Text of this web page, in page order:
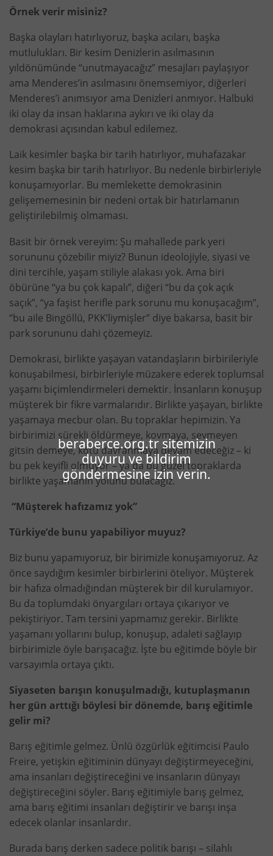
beraberce.org.tr sitemizin
duyuru ve bildirim
göndermesine izin verin.
Örnek verir misiniz?
Başka olayları hatırlıyoruz, başka acıları, başka
mutlulukları. Bir kesim Denizlerin asılmasının
yıldönümünde “unutmayacağız” mesajları paylaşıyor
ama Menderes’in asılmasını önemsemiyor, diğerleri
Menderes’i anımsıyor ama Denizleri anmıyor. Halbuki
iki olay da insan haklarına aykırı ve iki olay da
demokrasi açısından kabul edilemez.
Laik kesimler başka bir tarih hatırlıyor, muhafazakar
kesim başka bir tarih hatırlıyor. Bu nedenle birbirleriyle
konuşamıyorlar. Bu memlekette demokrasinin
gelişememesinin bir nedeni ortak bir hatırlamanın
geliştirilebilmiş olmaması.
Basit bir örnek vereyim: Şu mahallede park yeri
sorununu çözebilir miyiz? Bunun ideolojiyle, siyasi ve
dini tercihle, yaşam stiliyle alakası yok. Ama biri
öbürüne “ya bu çok kapalı”, diğeri “bu da çok açık
saçık”, “ya faşist herifle park sorunu mu konuşacağım”,
“bu aile Bingöllü, PKK’liymişler” diye bakarsa, basit bir
park sorununu dahi çözemeyiz.
Demokrasi, birlikte yaşayan vatandaşların birbirileriyle
konuşabilmesi, birbirleriyle müzakere ederek toplumsal
yaşamı biçimlendirmeleri demektir. İnsanların konuşup
müşterek bir fikre varmalarıdır. Birlikte yaşayan, birlikte
yaşamaya mecbur olan. Bu topraklar hepimizin. Ya
birbirimizi sürekli öldürmeye, kovmaya, sevmeyen
gitsin demeye, kötü davranmaya devam edeceğiz – ki
bu pek keyifli olmuyor – ya da bu güzel topraklarda
birlikte yaşamanın yolunu bulacağız.
“Müşterek hafızamız yok”
Türkiye’de bunu yapabiliyor muyuz?
Biz bunu yapamıyoruz, bir birimizle konuşamıyoruz. Az
önce saydığım kesimler birbirlerini öteliyor. Müşterek
bir hafıza olmadığından müşterek bir dil kurulamıyor.
Bu da toplumdaki önyargıları ortaya çıkarıyor ve
pekiştiriyor. Tam tersini yapmamız gerekir. Birlikte
yaşamanı yollarını bulup, konuşup, adaleti sağlayıp
birbirimizle öyle barışacağız. İşte bu eğitimde böyle bir
varsayımla ortaya çıktı.
Siyaseten barışın konuşulmadığı, kutuplaşmanın
her gün arttığı böylesi bir dönemde, barış eğitimle
gelir mi?
Barış eğitimle gelmez. Ünlü özgürlük eğitimcisi Paulo
Freire, yetişkin eğitiminin dünyayı değiştirmeyeceğini,
ama insanları değiştireceğini ve insanların dünyayı
değiştireceğini söyler. Barış eğitimiyle barış gelmez,
ama barış eğitimi insanları değiştirir ve barışı inşa
edecek olanlar insanlardır.
Burada barış derken sadece politik barışı – silahlı